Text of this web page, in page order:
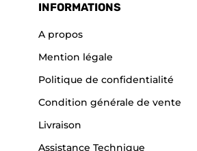
INFORMATIONS
A propos
Mention légale
Politique de confidentialité
Condition générale de vente
Livraison
Assistance Technique